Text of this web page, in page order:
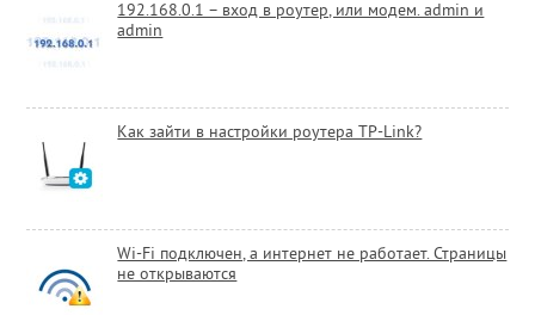
192.168.0.1 – вход в роутер, или модем. admin и
admin
Как зайти в настройки роутера TP-Link?
Wi-Fi подключен, а интернет не работает. Страницы
не открываются